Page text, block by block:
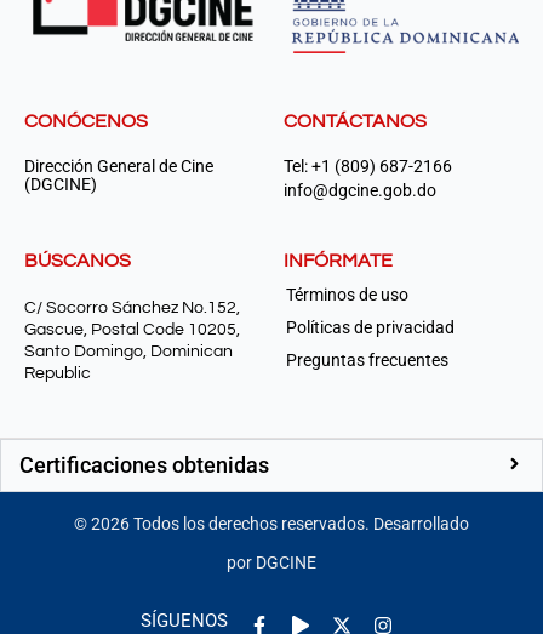
CONÓCENOS
Dirección General de Cine
(DGCINE)
CONTÁCTANOS
Tel: +1 (809) 687-2166
info@dgcine.gob.do
BÚSCANOS
C/ Socorro Sánchez No.152,
Gascue, Postal Code 10205,
Santo Domingo, Dominican
Republic
INFÓRMATE
Términos de uso
Políticas de privacidad
Preguntas frecuentes
Certificaciones obtenidas
©2026Todos los derechos reservados. Desarrollado
por DGCINE
SÍGUENOS
Facebook-
Play Instagram